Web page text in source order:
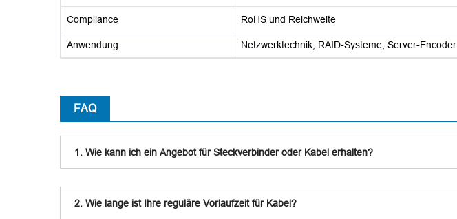
Compliance RoHS und Reichweite
Anwendung Netzwerktechnik, RAID-Systeme, Server-Encoder
FAQ
1. Wie kann ich ein Angebot für Steckverbinder oder Kabel erhalten?
2. Wie lange ist Ihre reguläre Vorlaufzeit für Kabel?